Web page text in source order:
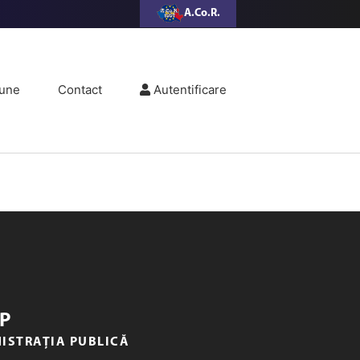
A.Co.R.
Contact Autentificare
PUBLICĂ